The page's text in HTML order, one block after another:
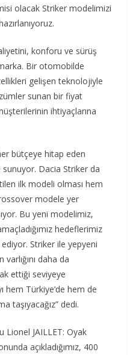
olacak Striker modelimizi
konforu ve sürüş
Bir otomobilde
gelişen teknolojiyle
sunan bir fiyat
ihtiyaçlarına
bütçeye hitap eden
Dacia Striker da
ilk modeli olması hem
modele yer
Bu yeni modelimiz,
hedeflerimiz
Striker ile yepyeni
daha da
ettiği seviyeye
hem Türkiye’de hem de
taşıyacağız” dedi.
Lionel JAILLET: Oyak
açıkladığımız, 400